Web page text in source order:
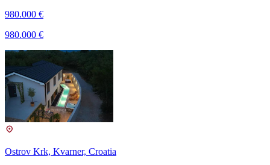
980.000 €
980.000 €
Ostrov Krk, Kvarner, Croatia